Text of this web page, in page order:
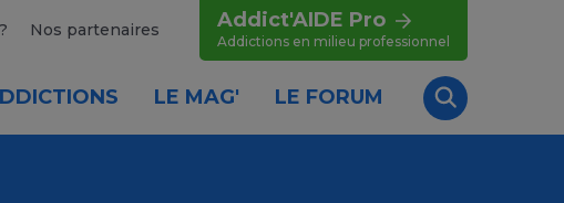
Nos partenaires Addict'AIDE Pro
Addictions en milieu professionnel
LE MAG' LE FORUM
Recherche